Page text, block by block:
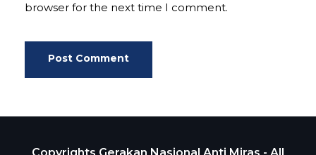
browser for the next time I comment.